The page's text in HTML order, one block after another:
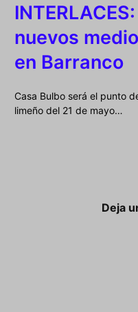
nuevos
en Barranco
Casa Bulbo será el punto
limeño del 21 de mayo…
Deja